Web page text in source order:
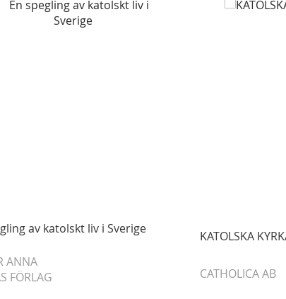
av katolskt liv i Sverige
ANNA
FÖRLAG
KATOLSKA
CATHOLICA AB